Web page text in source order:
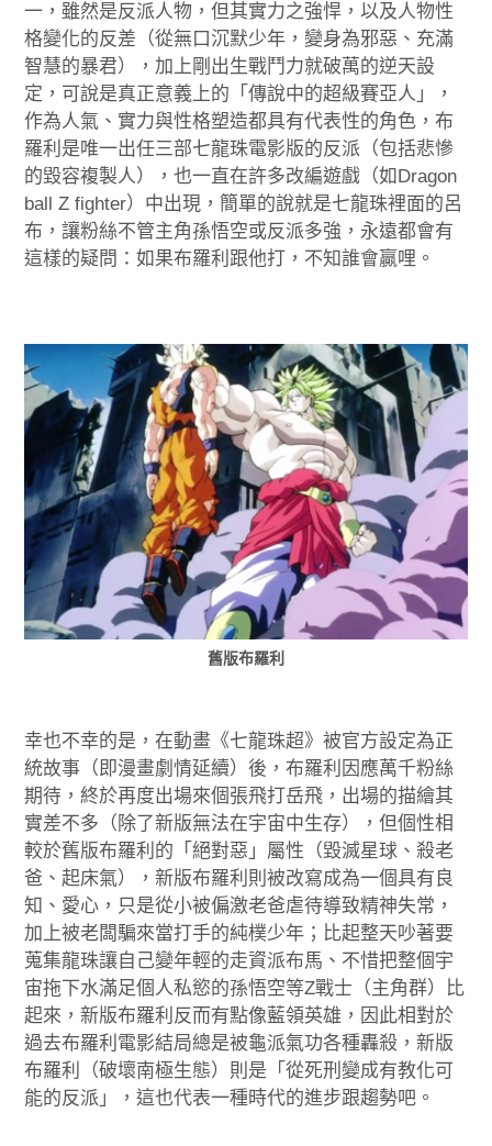
一，雖然是反派人物，但其實力之強悍，以及人物性
格變化的反差（從無口沉默少年，變身為邪惡、充滿
智慧的暴君），加上剛出生戰鬥力就破萬的逆天設
定，可說是真正意義上的「傳說中的超級賽亞人」，
作為人氣、實力與性格塑造都具有代表性的角色，布
羅利是唯一出任三部七龍珠電影版的反派（包括悲慘
的毀容複製人），也一直在許多改編遊戲（如Dragon
ball Z fighter）中出現，簡單的說就是七龍珠裡面的呂
布，讓粉絲不管主角孫悟空或反派多強，永遠都會有
這樣的疑問：如果布羅利跟他打，不知誰會贏哩。
舊版布羅利
幸也不幸的是，在動畫《七龍珠超》被官方設定為正
統故事（即漫畫劇情延續）後，布羅利因應萬千粉絲
期待，終於再度出場來個張飛打岳飛，出場的描繪其
實差不多（除了新版無法在宇宙中生存），但個性相
較於舊版布羅利的「絕對惡」屬性（毀滅星球、殺老
爸、起床氣），新版布羅利則被改寫成為一個具有良
知、愛心，只是從小被偏激老爸虐待導致精神失常，
加上被老闆騙來當打手的純樸少年；比起整天吵著要
蒐集龍珠讓自己變年輕的走資派布馬、不惜把整個宇
宙拖下水滿足個人私慾的孫悟空等Z戰士（主角群）比
起來，新版布羅利反而有點像藍領英雄，因此相對於
過去布羅利電影結局總是被龜派氣功各種轟殺，新版
布羅利（破壞南極生態）則是「從死刑變成有教化可
能的反派」，這也代表一種時代的進步跟趨勢吧。